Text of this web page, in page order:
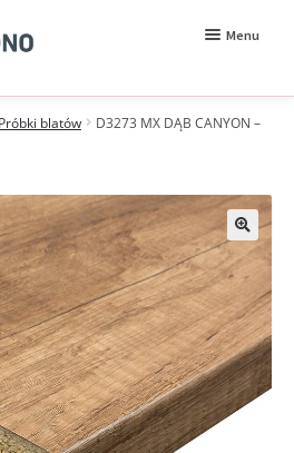
Menu
Rozwiń
menu
Próbki blatów
D3273 MX DĄB CANYON –